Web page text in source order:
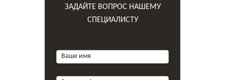
ЗАДАЙТЕ ВОПРОС НАШЕМУ
СПЕЦИАЛИСТУ